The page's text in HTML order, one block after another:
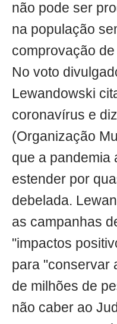
não pode ser
na população
comprovação
No voto
Lewandowski
coronavírus e
(Organização
que a pandemia
estender por
debelada.
as campanhas
"impactos
para "conservar
de milhões de
não caber ao